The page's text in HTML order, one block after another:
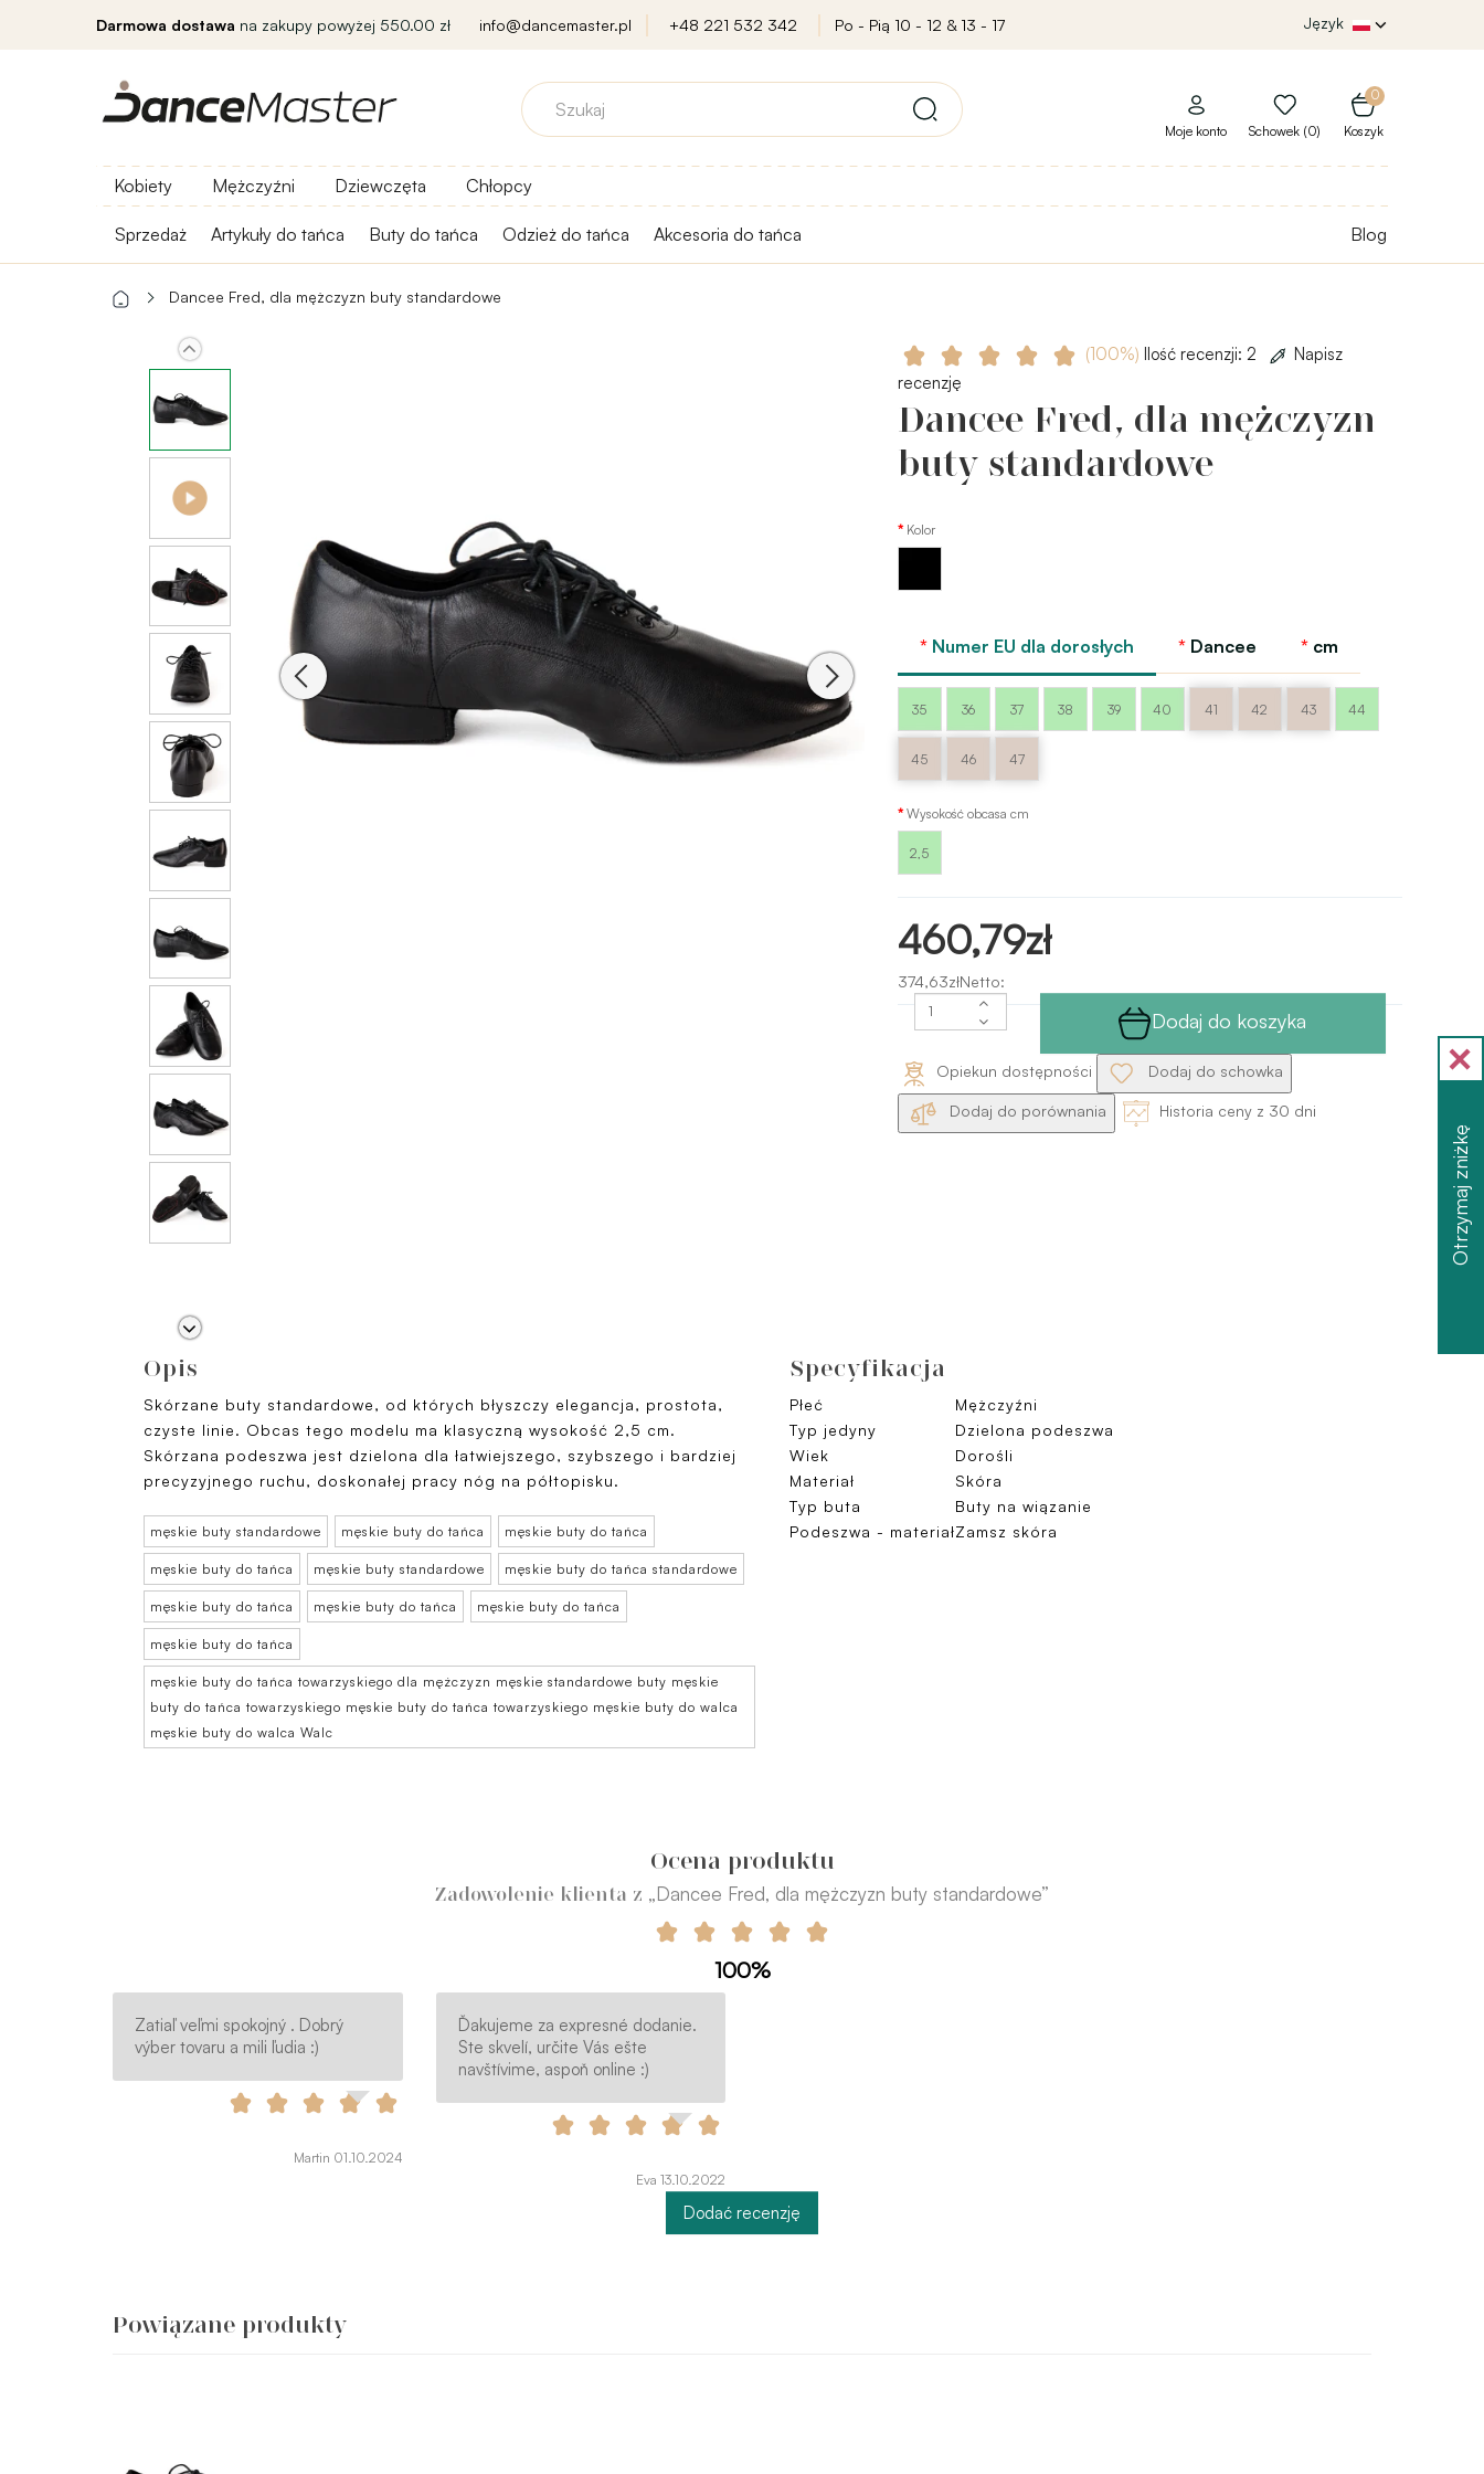
Darmowa dostawa na zakupy powyżej 550.00 zł info@dancemaster.pl +48 221 532 342 Po - Pią 10 - 12 & 13 - 17 Język
0
Koszyk
Moje konto Schowek (0)
Kobiety Mężczyźni Dziewczęta Chłopcy
Sprzedaż Artykuły do ​​tańca Buty do tańca Odzież do tańca Akcesoria do tańca Blog
Dancee Fred, dla mężczyzn buty standardowe
(100%) Ilość recenzji: 2
Napisz
recenzję
Dancee Fred, dla mężczyzn
buty standardowe
Kolor
Numer EU dla dorosłych Dancee cm
35 36 37 38 39 40 41 42 43 44
45 46 47
Wysokość obcasa cm
2,5
460,79zł
374,63złNetto:
Dodaj do koszyka
Opiekun dostępności Dodaj do schowka
Dodaj do porównania Historia ceny z 30 dni
Opis
Skórzane buty standardowe, od których błyszczy elegancja, prostota,
czyste linie. Obcas tego modelu ma klasyczną wysokość 2,5 cm.
Skórzana podeszwa jest dzielona dla łatwiejszego, szybszego i bardziej
precyzyjnego ruchu, doskonałej pracy nóg na półtopisku.
męskie buty standardowe męskie buty do tańca męskie buty do tańca
męskie buty do tańca męskie buty standardowe męskie buty do tańca standardowe
męskie buty do tańca męskie buty do tańca męskie buty do tańca
męskie buty do tańca
męskie buty do tańca towarzyskiego dla mężczyzn męskie standardowe buty męskie
buty do tańca towarzyskiego męskie buty do tańca towarzyskiego męskie buty do walca
męskie buty do walca Walc
Specyfikacja
Płeć
Mężczyźni
Typ jedyny
Dzielona podeszwa
Wiek
Dorośli
Materiał
Skóra
Typ buta
Buty na wiązanie
Podeszwa - materiałZamsz skóra
Ocena produktu
Zadowolenie klienta z „Dancee Fred, dla mężczyzn buty standardowe”
100%
Zatiaľ veľmi spokojný . Dobrý
výber tovaru a mili ľudia :)
Martin 01.10.2024
Ďakujeme za expresné dodanie.
Ste skvelí, určite Vás ešte
navštívime, aspoň online :)
Eva 13.10.2022
Dodać recenzję
Powiązane produkty
Otrzymaj zniżkę